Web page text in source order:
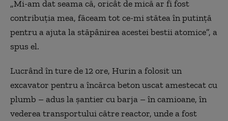
„Mi-am dat seama că, oricât de mică ar fi fost
contribuția mea, făceam tot ce-mi stătea în putință
pentru a ajuta la stăpânirea acestei bestii atomice”, a
spus el.
Lucrând în ture de 12 ore, Hurin a folosit un
excavator pentru a încărca beton uscat amestecat cu
plumb – adus la șantier cu barja – în camioane, în
vederea transportului către reactor, unde a fost